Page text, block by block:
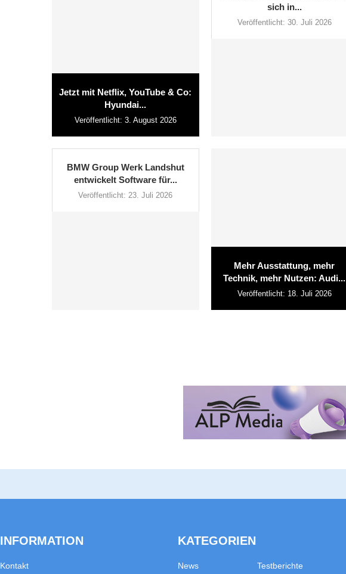
Jetzt mit Netflix, YouTube & Co:
Hyundai...
Veröffentlicht: 3. August 2026
sich in...
Veröffentlicht: 30. Juli 2026
BMW Group Werk Landshut
entwickelt Software für...
Veröffentlicht: 23. Juli 2026
Mehr Ausstattung, mehr
Technik, mehr Nutzen: Audi...
Veröffentlicht: 18. Juli 2026
INFORMATION
Kontakt
KATEGORIEN
News Testberichte